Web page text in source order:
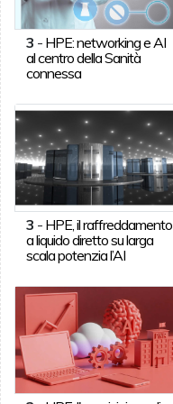
3 - HPE: networking e AI
al centro della Sanità
connessa
3 - HPE, il raffreddamento
a liquido diretto su larga
scala potenzia l’AI